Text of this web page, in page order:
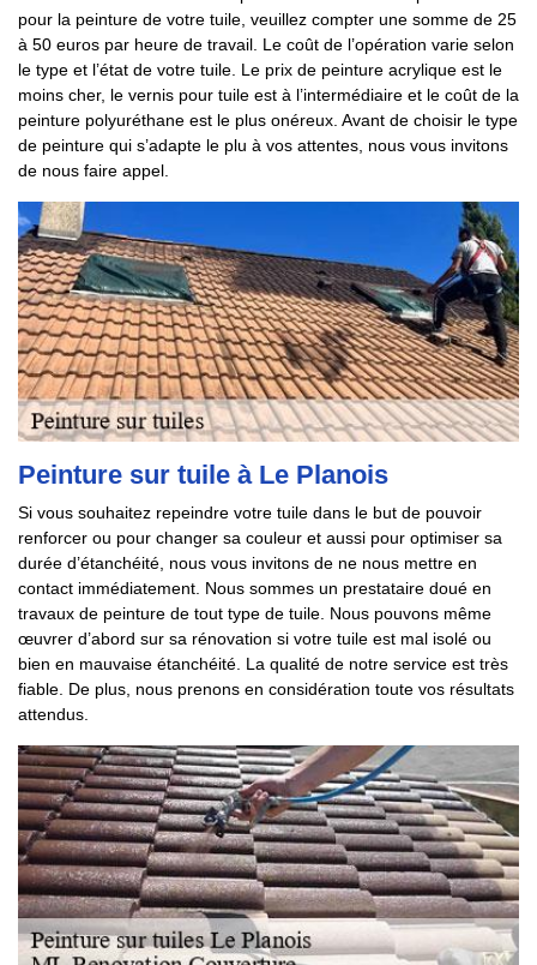
pour la peinture de votre tuile, veuillez compter une somme de 25
à 50 euros par heure de travail. Le coût de l’opération varie selon
le type et l’état de votre tuile. Le prix de peinture acrylique est le
moins cher, le vernis pour tuile est à l’intermédiaire et le coût de la
peinture polyuréthane est le plus onéreux. Avant de choisir le type
de peinture qui s’adapte le plu à vos attentes, nous vous invitons
de nous faire appel.
Peinture sur tuile à Le Planois
Si vous souhaitez repeindre votre tuile dans le but de pouvoir
renforcer ou pour changer sa couleur et aussi pour optimiser sa
durée d’étanchéité, nous vous invitons de ne nous mettre en
contact immédiatement. Nous sommes un prestataire doué en
travaux de peinture de tout type de tuile. Nous pouvons même
œuvrer d’abord sur sa rénovation si votre tuile est mal isolé ou
bien en mauvaise étanchéité. La qualité de notre service est très
fiable. De plus, nous prenons en considération toute vos résultats
attendus.